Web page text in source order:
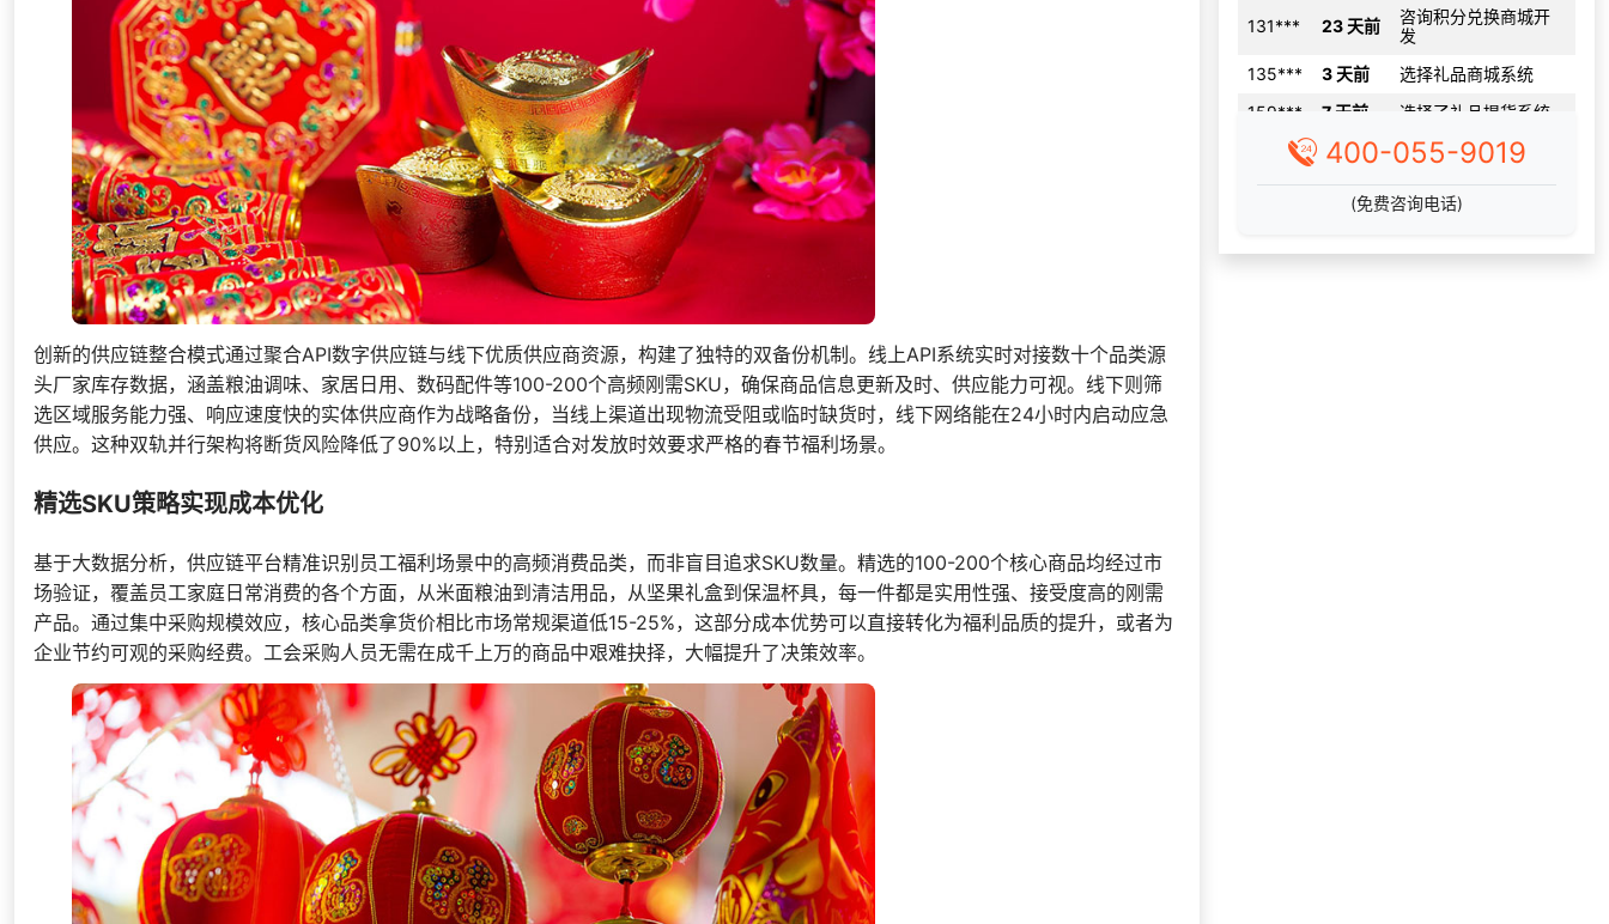
创新的供应链整合模式通过聚合API数字供应链与线下优质供应商资源，构建了独特的双备份机制。线上API系统实时对接数十个品类源
头厂家库存数据，涵盖粮油调味、家居日用、数码配件等100-200个高频刚需SKU，确保商品信息更新及时、供应能力可视。线下则筛
选区域服务能力强、响应速度快的实体供应商作为战略备份，当线上渠道出现物流受阻或临时缺货时，线下网络能在24小时内启动应急
供应。这种双轨并行架构将断货风险降低了90%以上，特别适合对发放时效要求严格的春节福利场景。
精选SKU策略实现成本优化
基于大数据分析，供应链平台精准识别员工福利场景中的高频消费品类，而非盲目追求SKU数量。精选的100-200个核心商品均经过市
场验证，覆盖员工家庭日常消费的各个方面，从米面粮油到清洁用品，从坚果礼盒到保温杯具，每一件都是实用性强、接受度高的刚需
产品。通过集中采购规模效应，核心品类拿货价相比市场常规渠道低15-25%，这部分成本优势可以直接转化为福利品质的提升，或者为
企业节约可观的采购经费。工会采购人员无需在成千上万的商品中艰难抉择，大幅提升了决策效率。
135***
3 天前
选择礼品商城系统
159***
7 天前
选择了礼品提货系统
139***
7 天前
选择了礼品提货系统
157***
15 天前 选择礼品卡券系统
156*** 17 天前
索要福利礼品采购资
料
400-055-9019
(免费咨询电话)